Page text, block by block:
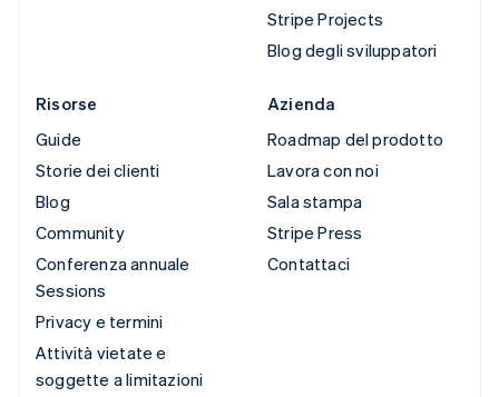
Stripe Projects
Blog degli sviluppatori
Risorse
Guide
Storie dei clienti
Blog
Community
Conferenza annuale
Sessions
Privacy e termini
Attività vietate e
soggette a limitazioni
Azienda
Roadmap del prodotto
Lavora con noi
Sala stampa
Stripe Press
Contattaci